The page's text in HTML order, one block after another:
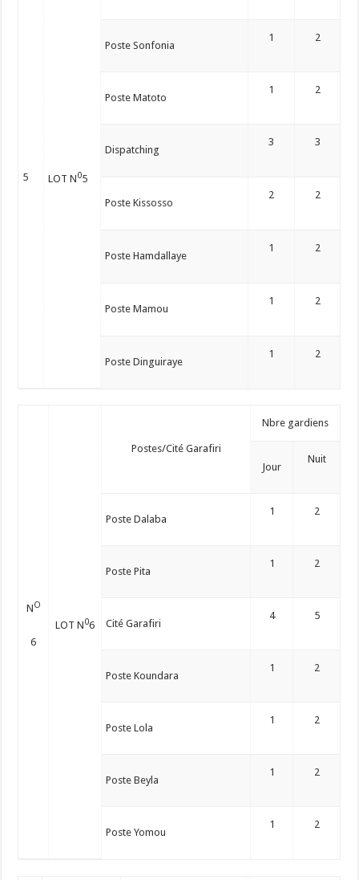
5 LOT N05
Poste Sonfonia
1 2
Poste Matoto
1 2
Dispatching
3 3
Poste Kissosso
2 2
Poste Hamdallaye
1 2
Poste Mamou
1 2
Poste Dinguiraye
1 2
NO
6
LOT N06
Postes/Cité Garafiri
Nbre gardiens
Jour
Nuit
Poste Dalaba
1 2
Poste Pita
1 2
Cité Garafiri
4 5
Poste Koundara
1 2
Poste Lola
1 2
Poste Beyla
1 2
Poste Yomou
1 2